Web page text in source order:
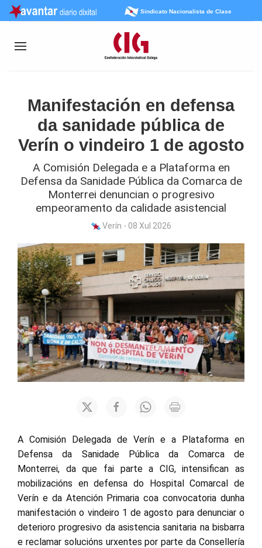
Sindicato Nacionalista de Clase
Manifestación en defensa
da sanidade pública de
Verín o vindeiro 1 de agosto
A Comisión Delegada e a Plataforma en
Defensa da Sanidade Pública da Comarca de
Monterrei denuncian o progresivo
empeoramento da calidade asistencial
Verín - 08 Xul 2026
A Comisión Delegada de Verín e a Plataforma en
Defensa da Sanidade Pública da Comarca de
Monterrei, da que fai parte a CIG, intensifican as
mobilizacións en defensa do Hospital Comarcal de
Verín e da Atención Primaria coa convocatoria dunha
manifestación o vindeiro 1 de agosto para denunciar o
deterioro progresivo da asistencia sanitaria na bisbarra
e reclamar solucións urxentes por parte da Consellería